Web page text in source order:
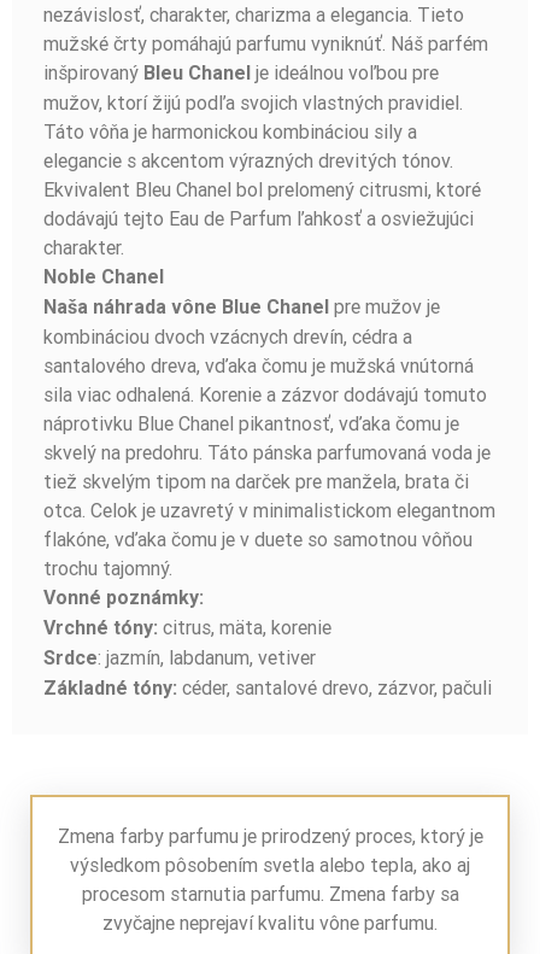
nezávislosť, charakter, charizma a elegancia. Tieto
mužské črty pomáhajú parfumu vyniknúť. Náš parfém
inšpirovaný Bleu Chanel je ideálnou voľbou pre
mužov, ktorí žijú podľa svojich vlastných pravidiel.
Táto vôňa je harmonickou kombináciou sily a
elegancie s akcentom výrazných drevitých tónov.
Ekvivalent Bleu Chanel bol prelomený citrusmi, ktoré
dodávajú tejto Eau de Parfum ľahkosť a osviežujúci
charakter.
Noble Chanel
Naša náhrada vône Blue Chanel pre mužov je
kombináciou dvoch vzácnych drevín, cédra a
santalového dreva, vďaka čomu je mužská vnútorná
sila viac odhalená. Korenie a zázvor dodávajú tomuto
náprotivku Blue Chanel pikantnosť, vďaka čomu je
skvelý na predohru. Táto pánska parfumovaná voda je
tiež skvelým tipom na darček pre manžela, brata či
otca. Celok je uzavretý v minimalistickom elegantnom
flakóne, vďaka čomu je v duete so samotnou vôňou
trochu tajomný.
Vonné poznámky:
Vrchné tóny: citrus, mäta, korenie
Srdce: jazmín, labdanum, vetiver
Základné tóny: céder, santalové drevo, zázvor, pačuli
Zmena farby parfumu je prirodzený proces, ktorý je
výsledkom pôsobením svetla alebo tepla, ako aj
procesom starnutia parfumu. Zmena farby sa
zvyčajne neprejaví kvalitu vône parfumu.